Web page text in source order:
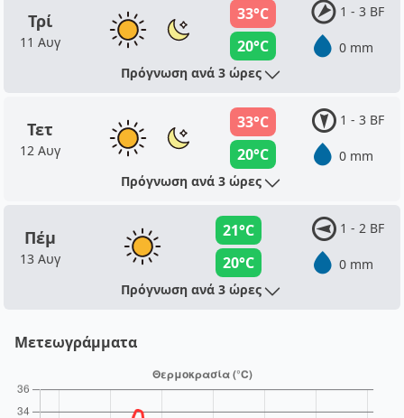
Τρί
11 Αυγ
33°C
20°C
1 - 3 BF
0 mm
Πρόγνωση ανά 3 ώρες
Τετ
12 Αυγ
33°C
20°C
1 - 3 BF
0 mm
Πρόγνωση ανά 3 ώρες
Πέμ
13 Αυγ
21°C
20°C
1 - 2 BF
0 mm
Πρόγνωση ανά 3 ώρες
Μετεωγράμματα